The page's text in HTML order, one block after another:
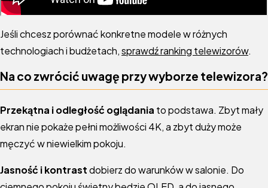
Jeśli chcesz porównać konkretne modele w różnych
technologiach i budżetach,sprawdź ranking telewizorów.
Na co zwrócić uwagę przy wyborze telewizora?
Przekątna i odległość oglądania to podstawa. Zbyt mały
ekran nie pokaże pełni możliwości 4K, a zbyt duży może
męczyć w niewielkim pokoju.
Jasność i kontrastdobierz do warunków w salonie. Do